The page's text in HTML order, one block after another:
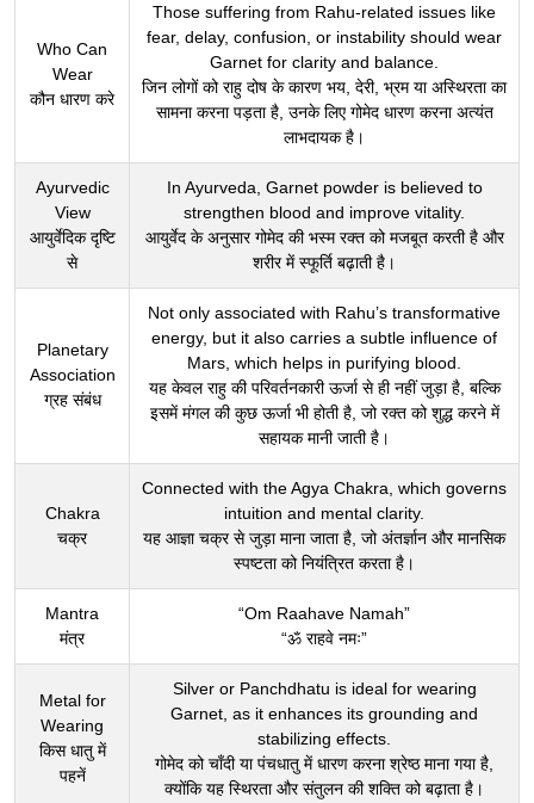
Who Can
Wear
कौन धारण करे
Those suffering from Rahu-related issues like
fear, delay, confusion, or instability should wear
Garnet for clarity and balance.
जिन लोगों को राहु दोष के कारण भय, देरी, भ्रम या अस्थिरता का
सामना करना पड़ता है, उनके लिए गोमेद धारण करना अत्यंत
लाभदायक है।
Ayurvedic
View
आयुर्वेदिक दृष्टि
से
In Ayurveda, Garnet powder is believed to
strengthen blood and improve vitality.
आयुर्वेद के अनुसार गोमेद की भस्म रक्त को मजबूत करती है और
शरीर में स्फूर्ति बढ़ाती है।
Planetary
Association
ग्रह संबंध
Not only associated with Rahu’s transformative
energy, but it also carries a subtle influence of
Mars, which helps in purifying blood.
यह केवल राहु की परिवर्तनकारी ऊर्जा से ही नहीं जुड़ा है, बल्कि
इसमें मंगल की कुछ ऊर्जा भी होती है, जो रक्त को शुद्ध करने में
सहायक मानी जाती है।
Chakra
चक्र
Connected with the Agya Chakra, which governs
intuition and mental clarity.
यह आज्ञा चक्र से जुड़ा माना जाता है, जो अंतर्ज्ञान और मानसिक
स्पष्टता को नियंत्रित करता है।
Mantra
मंत्र
“Om Raahave Namah”
“ॐ राहवे नमः”
Metal for
Wearing
किस धातु में
पहनें
Silver or Panchdhatu is ideal for wearing
Garnet, as it enhances its grounding and
stabilizing effects.
गोमेद को चाँदी या पंचधातु में धारण करना श्रेष्ठ माना गया है,
क्योंकि यह स्थिरता और संतुलन की शक्ति को बढ़ाता है।